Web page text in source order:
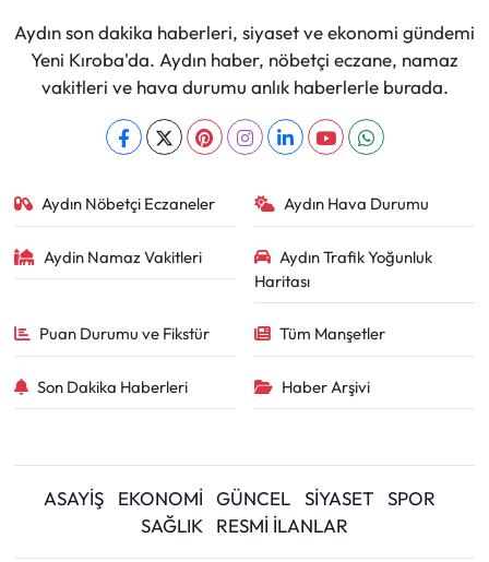
Aydın son dakika haberleri, siyaset ve ekonomi gündemi
Yeni Kıroba'da. Aydın haber, nöbetçi eczane, namaz
vakitleri ve hava durumu anlık haberlerle burada.
Aydın Nöbetçi Eczaneler Aydın Hava Durumu
Aydin Namaz Vakitleri
Aydın Trafik Yoğunluk
Haritası
Puan Durumu ve Fikstür Tüm Manşetler
Son Dakika Haberleri Haber Arşivi
ASAYİŞ EKONOMİ GÜNCEL SİYASET
SPOR
SAĞLIK
RESMİ İLANLAR